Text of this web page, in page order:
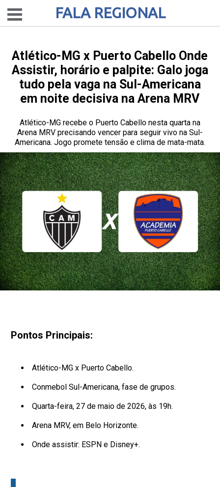
FALA REGIONAL
Atlético-MG x Puerto Cabello Onde
Assistir, horário e palpite: Galo joga
tudo pela vaga na Sul-Americana
em noite decisiva na Arena MRV
Atlético-MG recebe o Puerto Cabello nesta quarta na
Arena MRV precisando vencer para seguir vivo na Sul-
Americana. Jogo promete tensão e clima de mata-mata.
Pontos Principais:
Atlético-MG x Puerto Cabello.
Conmebol Sul-Americana, fase de grupos.
Quarta-feira, 27 de maio de 2026, às 19h.
Arena MRV, em Belo Horizonte.
Onde assistir: ESPN e Disney+.